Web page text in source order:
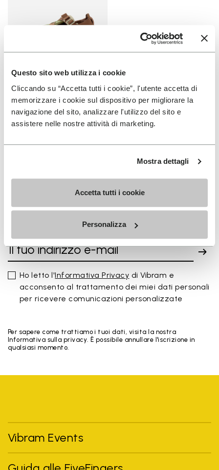
Questo sito web utilizza i cookie
Cliccando su “Accetta tutti i cookie”, l'utente accetta di
memorizzare i cookie sul dispositivo per migliorare la
navigazione del sito, analizzare l'utilizzo del sito e
assistere nelle nostre attività di marketing.
Mostra dettagli
Accetta tutti i cookie
Personalizza
UOMO
Breezandal
+ 3 colori
You've seen 18 products out of 18
Ho letto l'Informativa Privacy di Vibram e
acconsento al trattamento dei miei dati personali
per ricevere comunicazioni personalizzate
Per sapere come trattiamo i tuoi dati, visita la nostra
Informativa sulla privacy. È possibile annullare l'iscrizione in
qualsiasi momento.
Vibram Events